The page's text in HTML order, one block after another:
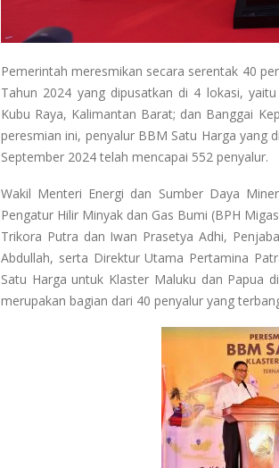
Pemerintah meresmikan secara serentak 40
Tahun 2024 yang dipusatkan di 4 lokasi,
Kubu Raya, Kalimantan Barat; dan Banggai
peresmian ini, penyalur BBM Satu Harga yang
September 2024 telah mencapai 552 penyalur.
Wakil Menteri Energi dan Sumber Daya
Pengatur Hilir Minyak dan Gas Bumi (BPH
Trikora Putra dan Iwan Prasetya Adhi,
Abdullah, serta Direktur Utama Pertamina
Satu Harga untuk Klaster Maluku dan Papua
merupakan bagian dari 40 penyalur yang